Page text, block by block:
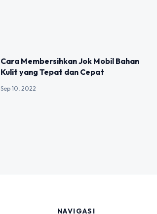
Cara Membersihkan Jok Mobil Bahan
Kulit yang Tepat dan Cepat
Sep 10, 2022
NAVIGASI